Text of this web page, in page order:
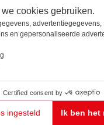
cookies gebruiken.
advertentiegegevens,
en gepersonaliseerde
Certified consent by
ingesteld Ik ben het